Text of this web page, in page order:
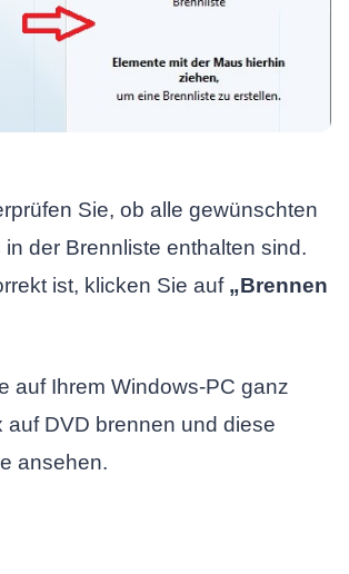
Sie, ob alle gewünschten
in der Brennliste enthalten sind.
ist, klicken Sie auf „Brennen
auf Ihrem Windows-PC ganz
auf DVD brennen und diese
ansehen.